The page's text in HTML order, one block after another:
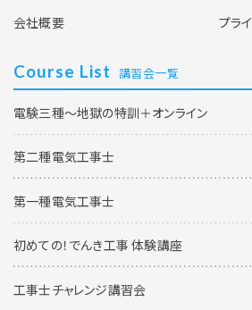
会社概要
プラ
Course List 講習会一覧
電験三種～地獄の特訓＋オンライン
第二種電気工事士
第一種電気工事士
初めての！でんき工事 体験講座
工事士チャレンジ講習会